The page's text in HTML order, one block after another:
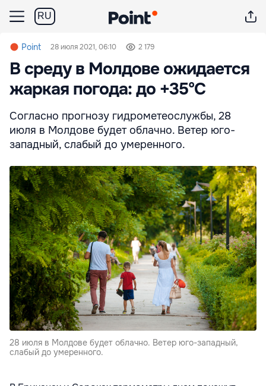
RU
Point 28 июля 2021, 06:10 2 179
В среду в Молдове ожидается
жаркая погода: до +35°С
Согласно прогнозу гидрометеослужбы, 28
июля в Молдове будет облачно. Ветер юго-
западный, слабый до умеренного.
28 июля в Молдове будет облачно. Ветер юго-западный,
слабый до умеренного.